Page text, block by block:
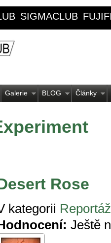
SIGMACLUB
Galerie BLOG Články
Rose
kategorii Reportáž
Ještě